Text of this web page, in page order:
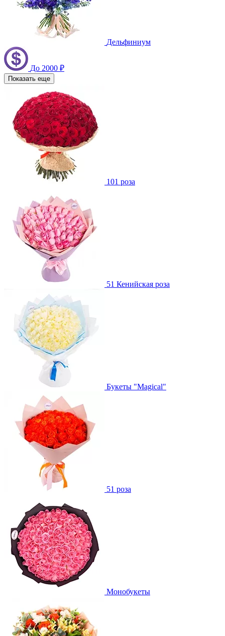
Дельфиниум
До 2000 ₽
Показать еще
101 роза
51 Кенийская роза
Букеты "Magical"
51 роза
Монобукеты